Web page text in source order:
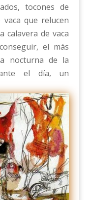
tocones de
que relucen
calavera de vaca
el más
nocturna de la
el día, un